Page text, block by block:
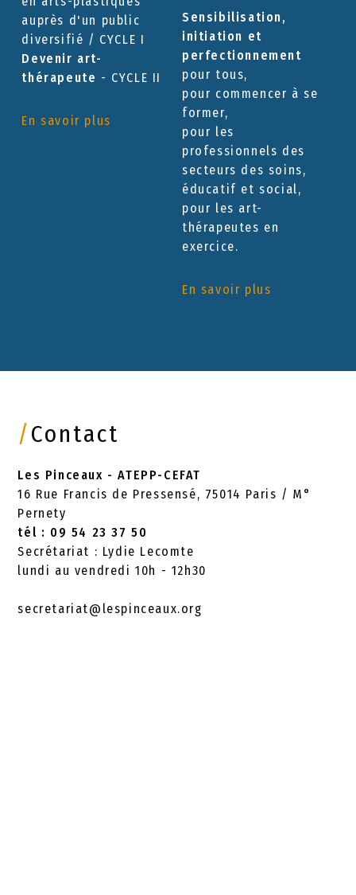
auprès d'un public
diversifié / CYCLE I
Devenir art-
thérapeute - CYCLE II
En savoir plus
Sensibilisation,
initiation et
perfectionnement
pour tous,
pour commencer à se
former,
pour les
professionnels des
secteurs des soins,
éducatif et social,
pour les art-
thérapeutes en
exercice.
En savoir plus
/Contact
Les Pinceaux - ATEPP-CEFAT
16 Rue Francis de Pressensé, 75014 Paris / M°
Pernety
tél : 09 54 23 37 50
Secrétariat : Lydie Lecomte
lundi au vendredi 10h - 12h30
secretariat@lespinceaux.org